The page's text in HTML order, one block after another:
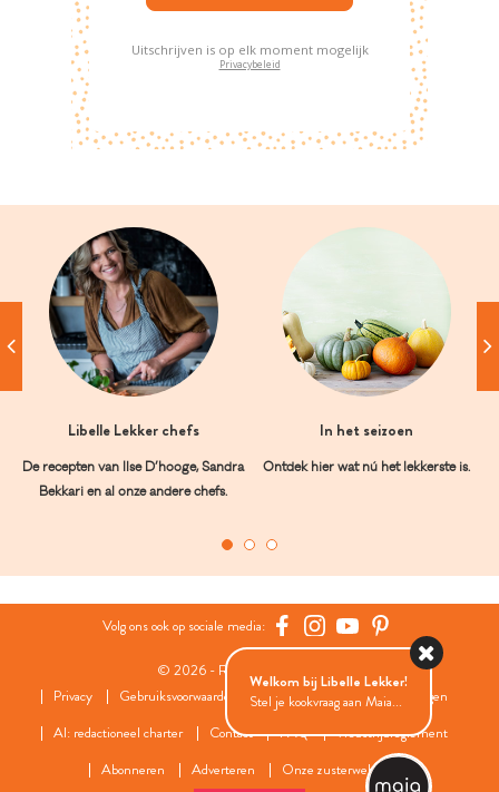
Uitschrijven is op elk moment mogelijk
Privacybeleid
Libelle Lekker chefs
De recepten van Ilse D’hooge, Sandra
Bekkari en al onze andere chefs.
In het seizoen
Ontdek hier wat nú het lekkerste is.
Volg ons ook op sociale media:
© 2026 - Roularta Media Group
Privacy
Gebruiksvoorwaarden Cookies
Cookies instellingen
AI: redactioneel charter
Contact FAQ
Wedstrijdreglement
Abonneren
Adverteren Onze zusterwebsites
Welkom bij Libelle Lekker!
Stel je kookvraag aan Maia...